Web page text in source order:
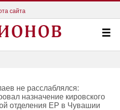
сайта
не расслаблялся:
назначение кировского
отделения ЕР в Чувашии